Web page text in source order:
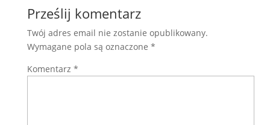
Prześlij komentarz
Twój adres email nie zostanie opublikowany.
Wymagane pola są oznaczone *
Komentarz *